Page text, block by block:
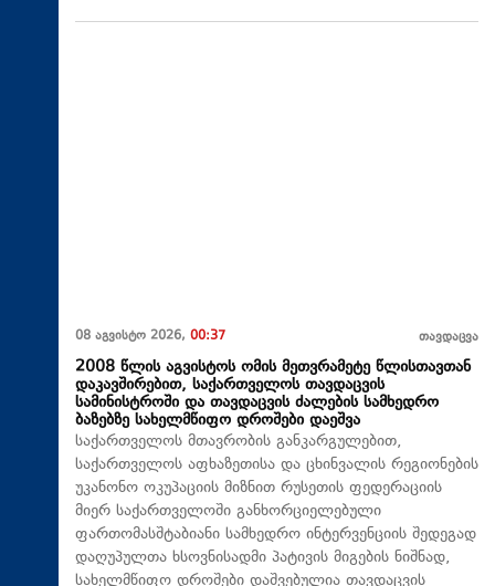
08 აგვისტო 2026, 00:37 თავდაცვა
2008 წლის აგვისტოს ომის მეთვრამეტე წლისთავთან
დაკავშირებით, საქართველოს თავდაცვის
სამინისტროში და თავდაცვის ძალების სამხედრო
ბაზებზე სახელმწიფო დროშები დაეშვა
საქართველოს მთავრობის განკარგულებით,
საქართველოს აფხაზეთისა და ცხინვალის რეგიონების
უკანონო ოკუპაციის მიზნით რუსეთის ფედერაციის
მიერ საქართველოში განხორციელებული
ფართომასშტაბიანი სამხედრო ინტერვენციის შედეგად
დაღუპულთა ხსოვნისადმი პატივის მიგების ნიშნად,